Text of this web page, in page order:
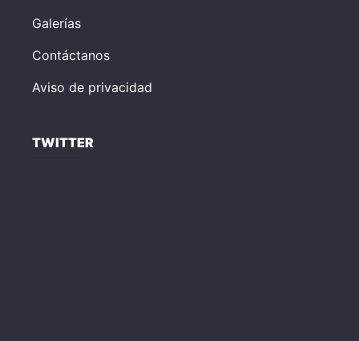
Galerías
Contáctanos
Aviso de privacidad
TWITTER